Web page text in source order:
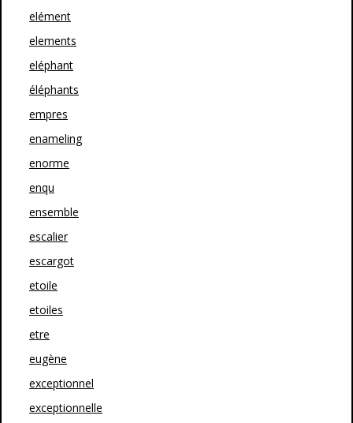
elément
elements
eléphant
éléphants
empres
enameling
enorme
enqu
ensemble
escalier
escargot
etoile
etoiles
etre
eugène
exceptionnel
exceptionnelle